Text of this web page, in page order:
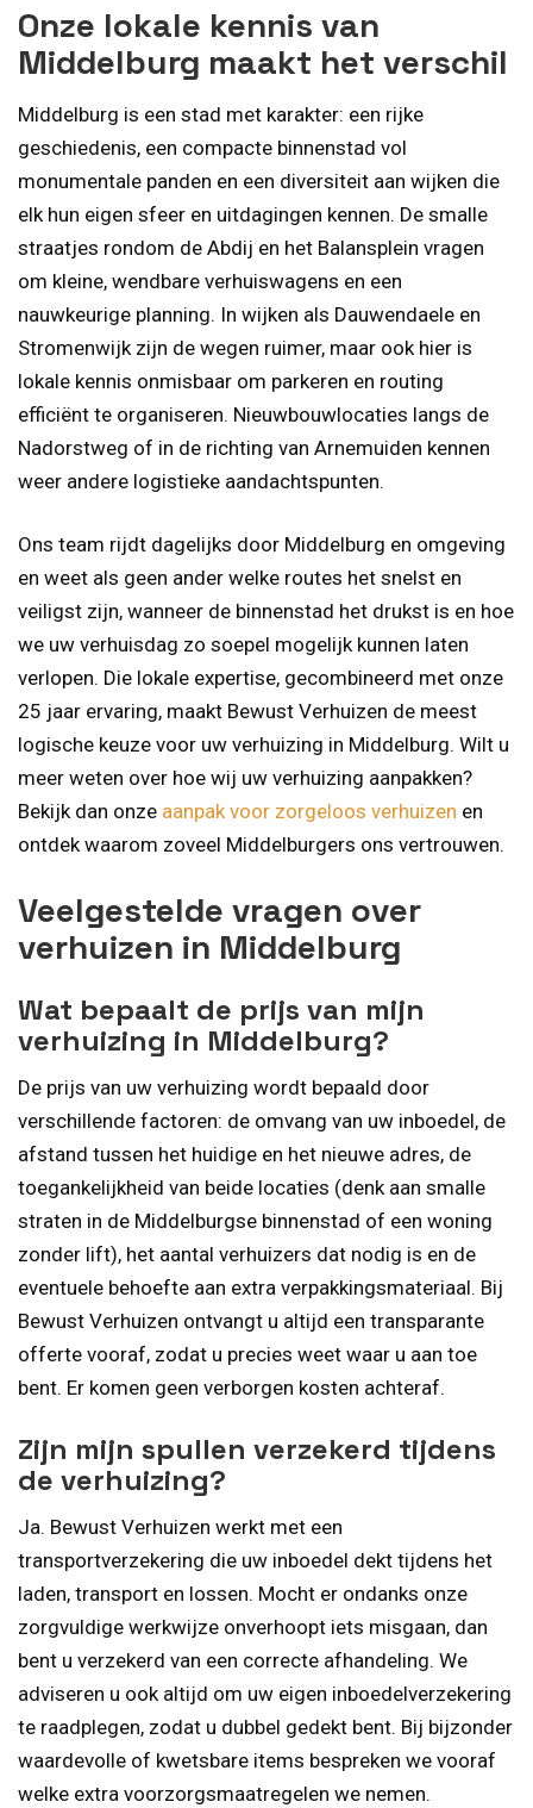
Onze lokale kennis van
Middelburg maakt het verschil
Middelburg is een stad met karakter: een rijke
geschiedenis, een compacte binnenstad vol
monumentale panden en een diversiteit aan wijken die
elk hun eigen sfeer en uitdagingen kennen. De smalle
straatjes rondom de Abdij en het Balansplein vragen
om kleine, wendbare verhuiswagens en een
nauwkeurige planning. In wijken als Dauwendaele en
Stromenwijk zijn de wegen ruimer, maar ook hier is
lokale kennis onmisbaar om parkeren en routing
efficiënt te organiseren. Nieuwbouwlocaties langs de
Nadorstweg of in de richting van Arnemuiden kennen
weer andere logistieke aandachtspunten.
Ons team rijdt dagelijks door Middelburg en omgeving
en weet als geen ander welke routes het snelst en
veiligst zijn, wanneer de binnenstad het drukst is en hoe
we uw verhuisdag zo soepel mogelijk kunnen laten
verlopen. Die lokale expertise, gecombineerd met onze
25 jaar ervaring, maakt Bewust Verhuizen de meest
logische keuze voor uw verhuizing in Middelburg. Wilt u
meer weten over hoe wij uw verhuizing aanpakken?
Bekijk dan onze aanpak voor zorgeloos verhuizen en
ontdek waarom zoveel Middelburgers ons vertrouwen.
Veelgestelde vragen over
verhuizen in Middelburg
Wat bepaalt de prijs van mijn
verhuizing in Middelburg?
De prijs van uw verhuizing wordt bepaald door
verschillende factoren: de omvang van uw inboedel, de
afstand tussen het huidige en het nieuwe adres, de
toegankelijkheid van beide locaties (denk aan smalle
straten in de Middelburgse binnenstad of een woning
zonder lift), het aantal verhuizers dat nodig is en de
eventuele behoefte aan extra verpakkingsmateriaal. Bij
Bewust Verhuizen ontvangt u altijd een transparante
offerte vooraf, zodat u precies weet waar u aan toe
bent. Er komen geen verborgen kosten achteraf.
Zijn mijn spullen verzekerd tijdens
de verhuizing?
Ja. Bewust Verhuizen werkt met een
transportverzekering die uw inboedel dekt tijdens het
laden, transport en lossen. Mocht er ondanks onze
zorgvuldige werkwijze onverhoopt iets misgaan, dan
bent u verzekerd van een correcte afhandeling. We
adviseren u ook altijd om uw eigen inboedelverzekering
te raadplegen, zodat u dubbel gedekt bent. Bij bijzonder
waardevolle of kwetsbare items bespreken we vooraf
welke extra voorzorgsmaatregelen we nemen.